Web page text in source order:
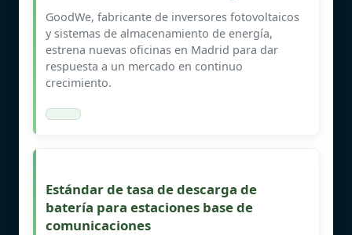
GoodWe, fabricante de inversores fotovoltaicos
y sistemas de almacenamiento de energía,
estrena nuevas oficinas en Madrid para dar
respuesta a un mercado en continuo
crecimiento.
Estándar de tasa de descarga de
batería para estaciones base de
comunicaciones